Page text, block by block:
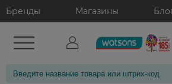
Бренды Магазины